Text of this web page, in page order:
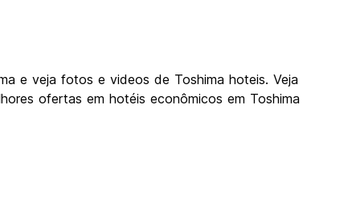
e veja fotos e videos de Toshima hoteis. Veja
ofertas em hotéis econômicos em Toshima